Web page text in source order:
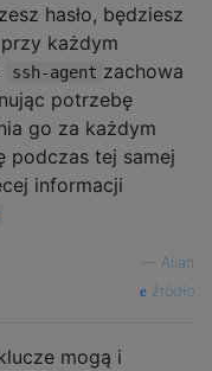
hasło, będziesz
każdym
ssh-agent zachowa
potrzebę
go za każdym
podczas tej samej
informacji
Allan
źródło
mogą i